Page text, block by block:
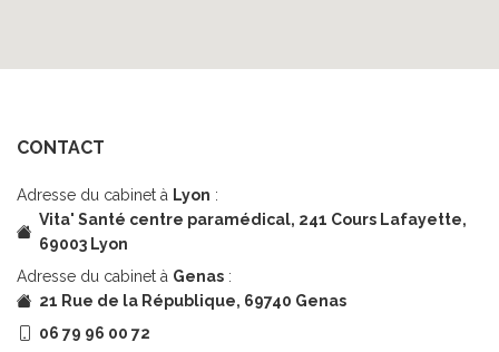
CONTACT
Adresse du cabinet à Lyon :
Vita' Santé centre paramédical, 241 Cours Lafayette,
69003 Lyon
Adresse du cabinet à Genas :
21 Rue de la République, 69740 Genas
06 79 96 00 72